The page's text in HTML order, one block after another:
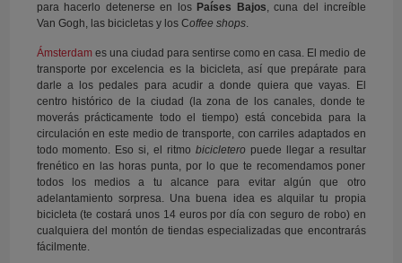
para hacerlo detenerse en los Países Bajos, cuna del increíble
Van Gogh, las bicicletas y los Coffee shops.
Ámsterdames una ciudad para sentirse como en casa. El medio de
transporte por excelencia es la bicicleta, así que prepárate para
darle a los pedales para acudir a donde quiera que vayas. El
centro histórico de la ciudad (la zona de los canales, donde te
moverás prácticamente todo el tiempo) está concebida para la
circulación en este medio de transporte, con carriles adaptados en
todo momento. Eso si, el ritmo bicicleteropuede llegar a resultar
frenético en las horas punta, por lo que te recomendamos poner
todos los medios a tu alcance para evitar algún que otro
adelantamiento sorpresa. Una buena idea es alquilar tu propia
bicicleta (te costará unos 14 euros por día con seguro de robo) en
cualquiera del montón de tiendas especializadas que encontrarás
fácilmente.